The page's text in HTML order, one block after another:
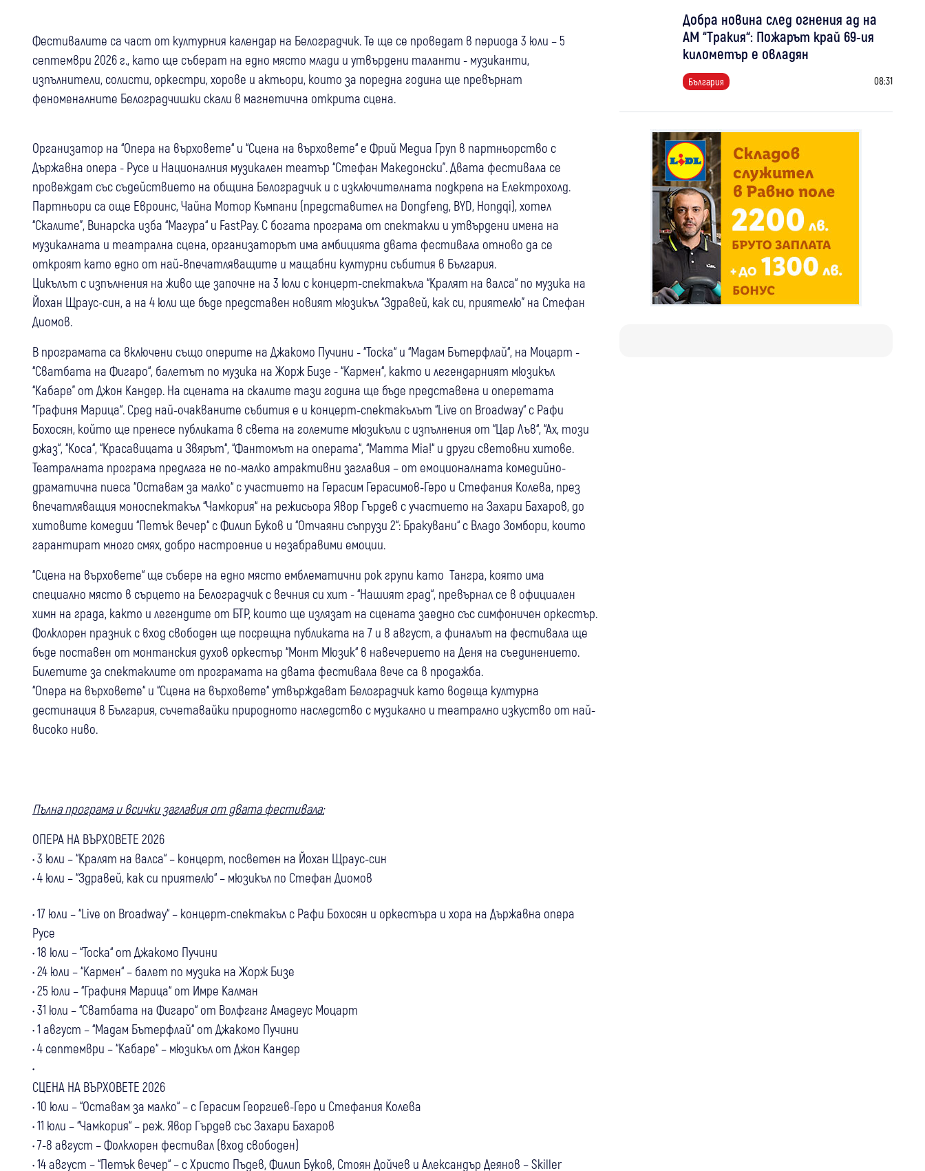
Фестивалите са част от културния календар на Белоградчик. Те ще се проведат в периода 3 юли – 5
септември 2026 г., като ще съберат на едно място млади и утвърдени таланти - музиканти,
изпълнители, солисти, оркестри, хорове и актьори, които за поредна година ще превърнат
феноменалните Белоградчишки скали в магнетична открита сцена.
Организатор на “Опера на върховете“ и “Сцена на върховете“ е Фрий Медиа Груп в партньорство с
Държавна опера - Русе и Националния музикален театър “Стефан Македонски”. Двата фестивала се
провеждат със съдействието на община Белоградчик и с изключителната подкрепа на Електрохолд.
Партньори са още Евроинс, Чайна Мотор Къмпани (представител на Dongfeng, BYD, Hongqi), хотел
“Скалите”, Винарска изба “Магура“ и FastPay. С богата програма от спектакли и утвърдени имена на
музикалната и театрална сцена, организаторът има амбицията двата фестивала отново да се
откроят като едно от най-впечатляващите и мащабни културни събития в България.
Цикълът с изпълнения на живо ще започне на 3 юли с концерт-спектакъла “Кралят на валса“ по музика на
Йохан Щраус-син, а на 4 юли ще бъде представен новият мюзикъл “Здравей, как си, приятелю” на Стефан
Диомов.
В програмата са включени също оперите на Джакомо Пучини - “Тоска“ и “Мадам Бътерфлай“, на Моцарт -
“Сватбата на Фигаро“, балетът по музика на Жорж Бизе - “Кармен“, както и легендарният мюзикъл
“Кабаре” от Джон Кандер. На сцената на скалите тази година ще бъде представена и оперетата
“Графиня Марица“. Сред най-очакваните събития е и концерт-спектакълът “Live on Broadway“ с Рафи
Бохосян, който ще пренесе публиката в света на големите мюзикъли с изпълнения от “Цар Лъв“, “Ах, този
джаз“, “Коса“, “Красавицата и Звярът“, “Фантомът на операта“, “Mamma Mia!“ и други световни хитове.
Театралната програма предлага не по-малко атрактивни заглавия – от емоционалната комедийно-
драматична пиеса “Оставам за малко“ с участието на Герасим Герасимов-Геро и Стефания Колева, през
впечатляващия моноспектакъл “Чамкория“ на режисьора Явор Гърдев с участието на Захари Бахаров, до
хитовите комедии “Петък вечер“ с Филип Буков и “Отчаяни съпрузи 2“: Бракувани“ с Владо Зомбори, които
гарантират много смях, добро настроение и незабравими емоции.
“Сцена на върховете“ ще събере на едно място емблематични рок групи като Тангра, която има
специално място в сърцето на Белоградчик с вечния си хит - “Нашият град“, превърнал се в официален
химн на града, както и легендите от БТР, които ще излязат на сцената заедно със симфоничен оркестър.
Фолклорен празник с вход свободен ще посрещна публиката на 7 и 8 август, а финалът на фестивала ще
бъде поставен от монтанския духов оркестър “Монт Мюзик“ в навечерието на Деня на съединението.
Билетите за спектаклите от програмата на двата фестивала вече са в продажба.
“Опера на върховете“ и “Сцена на върховете“ утвърждават Белоградчик като водеща културна
дестинация в България, съчетавайки природното наследство с музикално и театрално изкуство от най-
високо ниво.
Пълна програма и всички заглавия от двата фестивала:
ОПЕРА НА ВЪРХОВЕТЕ 2026
• 3 юли – “Кралят на валса“ – концерт, посветен на Йохан Щраус-син
• 4 юли – “Здравей, как си приятелю“ – мюзикъл по Стефан Диомов
• 17 юли – “Live on Broadway“ – концерт-спектакъл с Рафи Бохосян и оркестъра и хора на Държавна опера
Русе
• 18 юли – “Тоска“ от Джакомо Пучини
• 24 юли – “Кармен“ – балет по музика на Жорж Бизе
• 25 юли – “Графиня Марица“ от Имре Калман
• 31 юли – “Сватбата на Фигаро“ от Волфганг Амадеус Моцарт
• 1 август – “Мадам Бътерфлай“ от Джакомо Пучини
• 4 септември – “Кабаре“ – мюзикъл от Джон Кандер
•
СЦЕНА НА ВЪРХОВЕТЕ 2026
• 10 юли – “Оставам за малко“ – с Герасим Георгиев-Геро и Стефания Колева
• 11 юли – “Чамкория“ – реж. Явор Гърдев със Захари Бахаров
• 7-8 август – Фолклорен фестивал (вход свободен)
• 14 август – “Петък вечер“ – с Христо Пъдев, Филип Буков, Стоян Дойчев и Александър Деянов – Skiller
Добра новина след огнения ад на
АМ “Тракия“: Пожарът край 69-ия
километър е овладян
България 08:31